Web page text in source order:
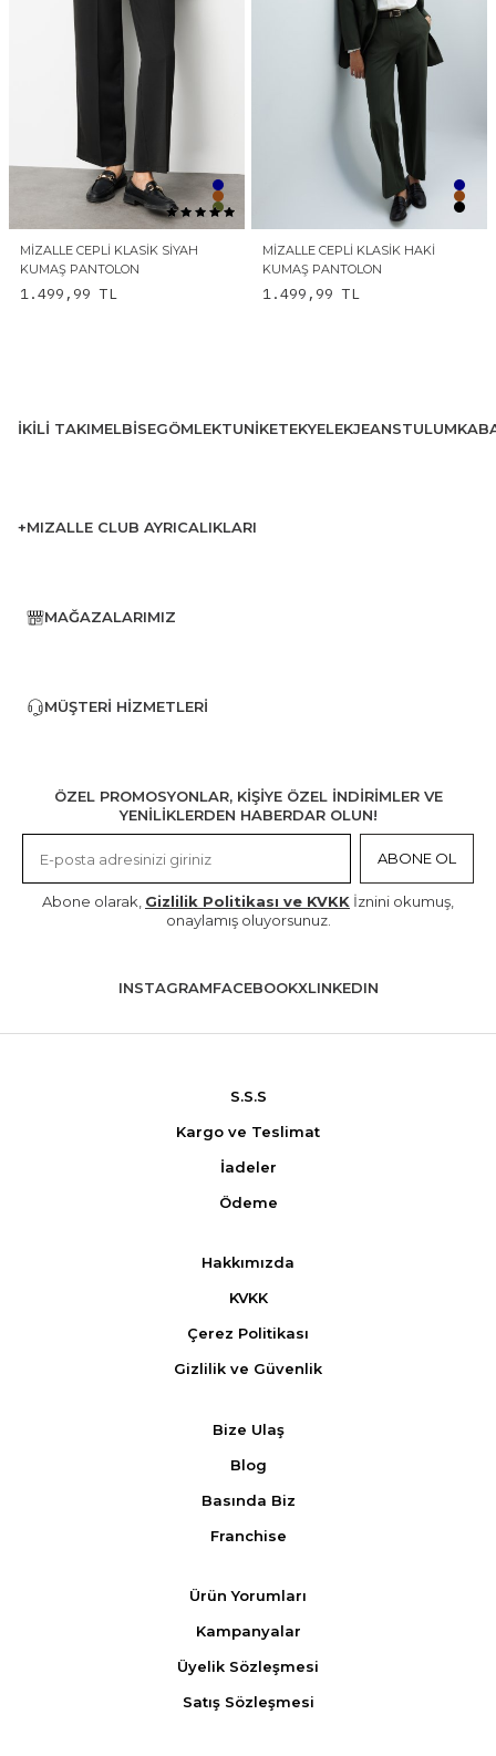
MIZALLE CEPLI KLASIK SIYAH
KUMAŞ PANTOLON
1.499,99 TL
MIZALLE CEPLI KLASIK HAKI
KUMAŞ PANTOLON
1.499,99 TL
İKILI TAKIMELBISEGÖMLEKTUNIKETEKYELEKJEANSTULUM
+MIZALLE CLUB AYRICALIKLARI
MAĞAZALARIMIZ
MÜŞTERI HIZMETLERI
ÖZEL PROMOSYONLAR, KİŞİYE ÖZEL İNDİRİMLER VE
YENİLİKLERDEN HABERDAR OLUN!
ABONE OL
Abone olarak, Gizlilik Politikası ve KVKK İznini okumuş,
onaylamış oluyorsunuz.
INSTAGRAMFACEBOOKXLINKEDIN
S.S.S
Kargo ve Teslimat
İadeler
Ödeme
Hakkımızda
KVKK
Çerez Politikası
Gizlilik ve Güvenlik
Bize Ulaş
Blog
Basında Biz
Franchise
Ürün Yorumları
Kampanyalar
Üyelik Sözleşmesi
Satış Sözleşmesi